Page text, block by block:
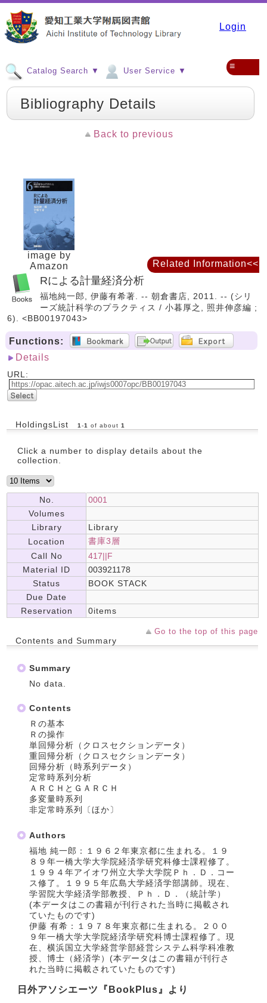
Login
Catalog Search ▼ User Service ▼ ≡
Bibliography Details
Back to previous
image by
Amazon
Rによる計量経済分析
福地純一郎, 伊藤有希著. -- 朝倉書店, 2011. -- (シリ
ーズ統計科学のプラクティス / 小暮厚之, 照井伸彦編 ;
6). <BB00197043>
Functions:
Details
URL:
HoldingsList 1 -1 of about 1
Click a number to display details about the
collection.
No.
0001
Volumes
Library
Library
Location
書庫3層
Call No
417||F
Material ID
003921178
Status
BOOK STACK
Due Date
Reservation
0items
Go to the top of this page
Contents and Summary
Summary
No data.
Contents
Ｒの基本
Ｒの操作
単回帰分析（クロスセクションデータ）
重回帰分析（クロスセクションデータ）
回帰分析（時系列データ）
定常時系列分析
ＡＲＣＨとＧＡＲＣＨ
多変量時系列
非定常時系列〔ほか〕
Authors
福地 純一郎：１９６２年東京都に生まれる。１９
８９年一橋大学大学院経済学研究科修士課程修了。
１９９４年アイオワ州立大学大学院Ｐｈ．Ｄ．コー
ス修了。１９９５年広島大学経済学部講師。現在、
学習院大学経済学部教授、Ｐｈ．Ｄ．（統計学）
(本データはこの書籍が刊行された当時に掲載され
ていたものです)
伊藤 有希：１９７８年東京都に生まれる。２００
９年一橋大学大学院経済学研究科博士課程修了。現
在、横浜国立大学経営学部経営システム科学科准教
授、博士（経済学）(本データはこの書籍が刊行さ
れた当時に掲載されていたものです)
日外アソシエーツ『BookPlus』より
Related Information<<